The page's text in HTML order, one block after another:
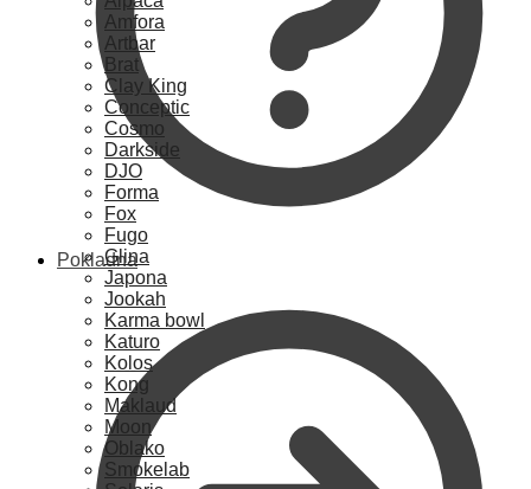
Pokladna
Amfora
Artbar
Brat
Clay King
Conceptic
Cosmo
Darkside
DJO
Forma
Fox
Fugo
Glina
Japona
Jookah
Karma bowl
Katuro
Kolos
Kong
Maklaud
Moon
Oblako
Smokelab